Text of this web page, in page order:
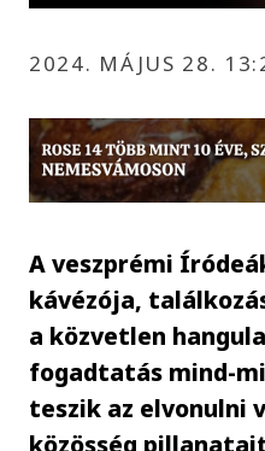
2024. MÁJUS 28.
A veszprémi
kávézója,
a közvetlen
fogadtatás mind-
teszik az elvonulni
közösség